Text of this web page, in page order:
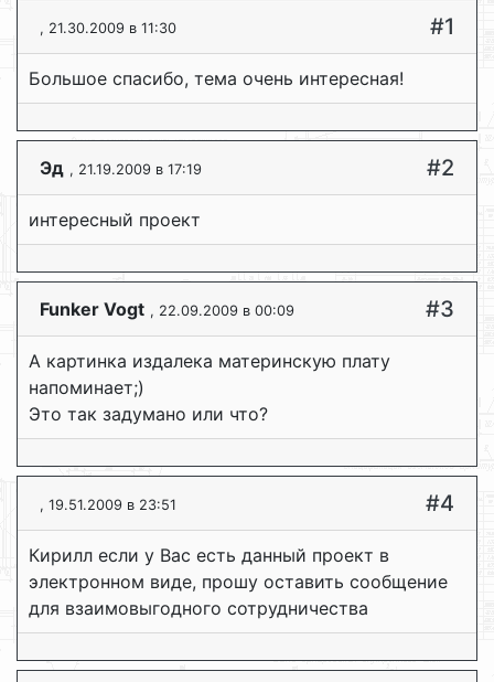
, 21.30.2009 в 11:30 #1
Большое спасибо, тема очень интересная!
Эд , 21.19.2009 в 17:19 #2
интересный проект
Funker Vogt , 22.09.2009 в 00:09 #3
А картинка издалека материнскую плату
напоминает;)
Это так задумано или что?
, 19.51.2009 в 23:51 #4
Кирилл если у Вас есть данный проект в
электронном виде, прошу оставить сообщение
для взаимовыгодного сотрудничества